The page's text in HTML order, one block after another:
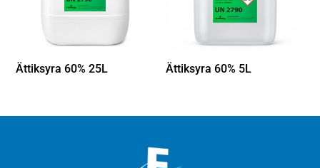
Ättiksyra 60% 25L Ättiksyra 60% 5L